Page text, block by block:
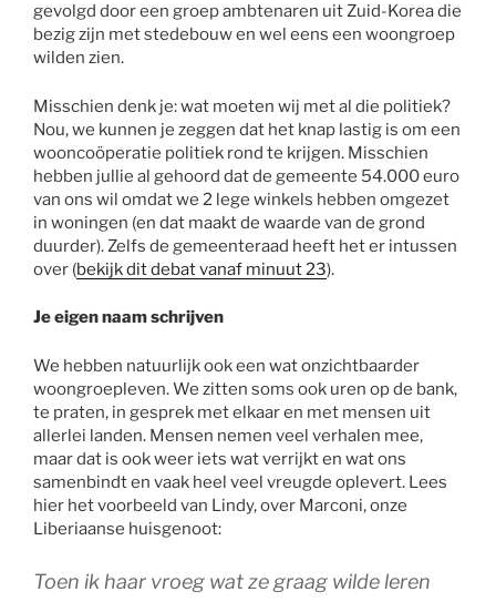
gevolgd door een groep ambtenaren uit Zuid-Korea die
bezig zijn met stedebouw en wel eens een woongroep
wilden zien.
Misschien denk je: wat moeten wij met al die politiek?
Nou, we kunnen je zeggen dat het knap lastig is om een
wooncoöperatie politiek rond te krijgen. Misschien
hebben jullie al gehoord dat de gemeente 54.000 euro
van ons wil omdat we 2 lege winkels hebben omgezet
in woningen (en dat maakt de waarde van de grond
duurder). Zelfs de gemeenteraad heeft het er intussen
over (bekijk dit debat vanaf minuut 23).
Je eigen naam schrijven
We hebben natuurlijk ook een wat onzichtbaarder
woongroepleven. We zitten soms ook uren op de bank,
te praten, in gesprek met elkaar en met mensen uit
allerlei landen. Mensen nemen veel verhalen mee,
maar dat is ook weer iets wat verrijkt en wat ons
samenbindt en vaak heel veel vreugde oplevert. Lees
hier het voorbeeld van Lindy, over Marconi, onze
Liberiaanse huisgenoot:
Toen ik haar vroeg wat ze graag wilde leren